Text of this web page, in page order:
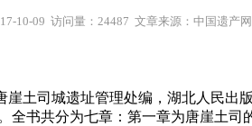
10-09  访问量：24487  文章来源：中国遗产网
司城遗址管理处编，湖北人民出
全书共分为七章：第一章为唐崖土